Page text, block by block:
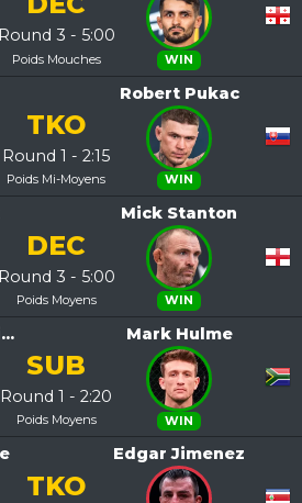
WIN
Round 3 - 5:00
Poids Mouches
Robert Pukac
WIN
TKO
Round 1 - 2:15
Poids Mi-Moyens
Mick Stanton
WIN
DEC
Round 3 - 5:00
Poids Moyens
Mark Hulme
WIN
SUB
Round 1 - 2:20
Poids Moyens
Edgar Jimenez
TKO